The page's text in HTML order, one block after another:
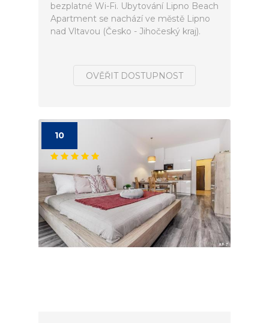
bezplatné Wi-Fi. Ubytování Lipno Beach
Apartment se nachází ve městě Lipno
nad Vltavou (Česko - Jihočeský kraj).
OVĚŘIT DOSTUPNOST
10